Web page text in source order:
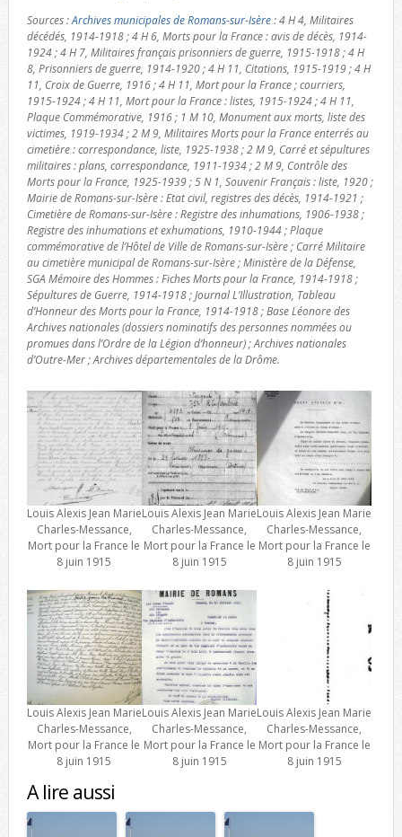
Sources :Archives municipales de Romans-sur-Isère: 4 H 4, Militaires
décédés, 1914-1918 ; 4 H 6, Morts pour la France : avis de décès, 1914-
1924 ; 4 H 7, Militaires français prisonniers de guerre, 1915-1918 ; 4 H
8, Prisonniers de guerre, 1914-1920 ; 4 H 11, Citations, 1915-1919 ; 4 H
11, Croix de Guerre, 1916 ; 4 H 11, Mort pour la France ; courriers,
1915-1924 ; 4 H 11, Mort pour la France : listes, 1915-1924 ; 4 H 11,
Plaque Commémorative, 1916 ; 1 M 10, Monument aux morts, liste des
victimes, 1919-1934 ; 2 M 9, Militaires Morts pour la France enterrés au
cimetière : correspondance, liste, 1925-1938 ; 2 M 9, Carré et sépultures
militaires : plans, correspondance, 1911-1934 ; 2 M 9, Contrôle des
Morts pour la France, 1925-1939 ; 5 N 1, Souvenir Français : liste, 1920 ;
Mairie de Romans-sur-Isère : Etat civil, registres des décès, 1914-1921 ;
Cimetière de Romans-sur-Isère : Registre des inhumations, 1906-1938 ;
Registre des inhumations et exhumations, 1910-1944 ; Plaque
commémorative de l’Hôtel de Ville de Romans-sur-Isère ; Carré Militaire
au cimetière municipal de Romans-sur-Isère ; Ministère de la Défense,
SGA Mémoire des Hommes : Fiches Morts pour la France, 1914-1918 ;
Sépultures de Guerre, 1914-1918 ; Journal L’Illustration, Tableau
d’Honneur des Morts pour la France, 1914-1918 ; Base Léonore des
Archives nationales (dossiers nominatifs des personnes nommées ou
promues dans l’Ordre de la Légion d’honneur) ; Archives nationales
d’Outre-Mer ; Archives départementales de la Drôme.
Louis Alexis Jean Marie
Charles-Messance,
Mort pour la France le
8 juin 1915
Louis Alexis Jean Marie
Charles-Messance,
Mort pour la France le
8 juin 1915
Louis Alexis Jean Marie
Charles-Messance,
Mort pour la France le
8 juin 1915
Louis Alexis Jean Marie
Charles-Messance,
Mort pour la France le
8 juin 1915
Louis Alexis Jean Marie
Charles-Messance,
Mort pour la France le
8 juin 1915
Louis Alexis Jean Marie
Charles-Messance,
Mort pour la France le
8 juin 1915
A lire aussi